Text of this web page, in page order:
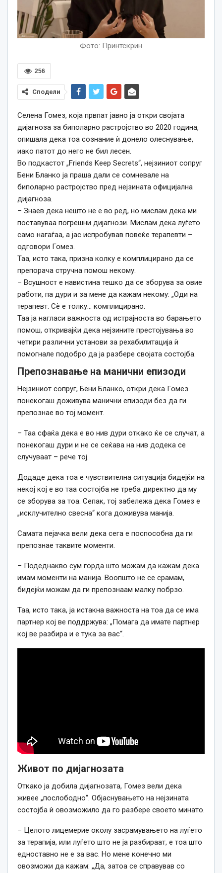
Фото: Принтскрин
256
Сподели
Селена Гомез, која првпат јавно ја откри својата
дијагноза за биполарно растројство во 2020 година,
опишала дека тоа сознание ѝ донело олеснување,
иако патот до него не бил лесен.
Во подкастот „Friends Keep Secrets“, нејзиниот сопруг
Бени Бланко ја праша дали се сомневале на
биполарно растројство пред нејзината официјална
дијагноза.
– Знаев дека нешто не е во ред, но мислам дека ми
поставуваа погрешни дијагнози. Мислам дека луѓето
само нагаѓаа, а јас испробував повеќе терапевти –
одговори Гомез.
Таа, исто така, призна колку е комплицирано да се
препорача стручна помош некому.
– Всушност е навистина тешко да се зборува за овие
работи, па дури и за мене да кажам некому: „Оди на
терапевт. Сè е толку… комплицирано.
Таа ја нагласи важноста од истрајноста во барањето
помош, откривајќи дека нејзините престојувања во
четири различни установи за рехабилитација ѝ
помогнале подобро да ја разбере својата состојба.
Препознавање на манични епизоди
Нејзиниот сопруг, Бени Бланко, откри дека Гомез
понекогаш доживува манични епизоди без да ги
препознае во тој момент.
– Таа сфаќа дека е во нив дури откако ќе се случат, а
понекогаш дури и не се сеќава на нив додека се
случуваат – рече тој.
Додаде дека тоа е чувствителна ситуација бидејќи на
некој кој е во таа состојба не треба директно да му
се зборува за тоа. Сепак, тој забележа дека Гомез е
„исклучително свесна“ кога доживува манија.
Самата пејачка вели дека сега е поспособна да ги
препознае таквите моменти.
– Подеднакво сум горда што можам да кажам дека
имам моменти на манија. Воопшто не се срамам,
бидејќи можам да ги препознаам малку побрзо.
Таа, исто така, ја истакна важноста на тоа да се има
партнер кој ве поддржува: „Помага да имате партнер
кој ве разбира и е тука за вас“.
Живот по дијагнозата
Откако ја добила дијагнозата, Гомез вели дека
живее „послободно“. Објаснувањето на нејзината
состојба ѝ овозможило да го разбере своето минато.
– Целото лицемерие околу засрамувањето на луѓето
за терапија, или луѓето што не ја разбираат, е тоа што
едноставно не е за вас. Но мене конечно ми
овозможи да кажам: „Да, затоа се справував со